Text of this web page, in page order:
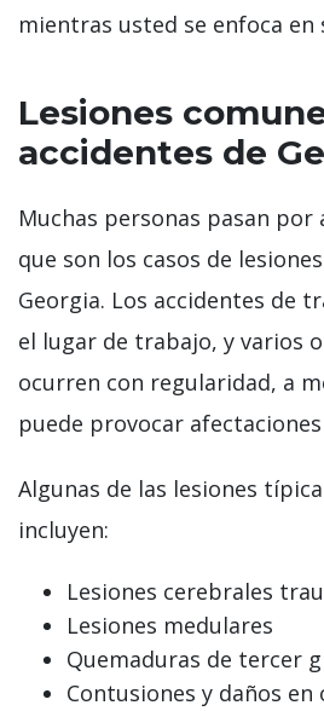
mientras usted se enfoca en
Lesiones
accidentes de
Muchas personas pasan
que son los casos de
Georgia. Los accidentes de
el lugar de trabajo, y varios
ocurren con regularidad, a
puede provocar
Algunas de las lesiones
incluyen:
Lesiones cerebrales
Lesiones medulares
Quemaduras de tercer
Contusiones y daños